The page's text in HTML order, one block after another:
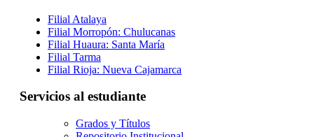
Filial Atalaya
Filial Morropón: Chulucanas
Filial Huaura: Santa María
Filial Tarma
Filial Rioja: Nueva Cajamarca
Servicios al estudiante
Grados y Títulos